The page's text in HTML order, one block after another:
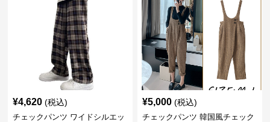
¥4,620 (税込)
チェックパンツ ワイドシルエッ
¥5,000 (税込)
チェックパンツ 韓国風チェック